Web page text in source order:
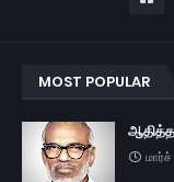
MOST POPULAR